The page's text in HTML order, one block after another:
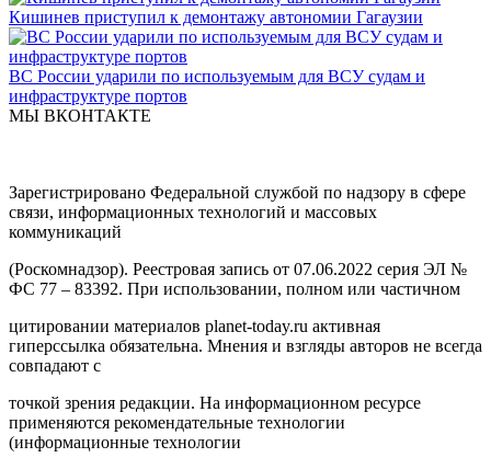
Кишинев приступил к демонтажу автономии Гагаузии
ВС России ударили по используемым для ВСУ судам и
инфраструктуре портов
МЫ ВКОНТАКТЕ
Зарегистрировано Федеральной службой по надзору в сфере
связи, информационных технологий и массовых
коммуникаций
(Роскомнадзор). Реестровая запись от 07.06.2022 серия ЭЛ №
ФС 77 – 83392. При использовании, полном или частичном
цитировании материалов planet-today.ru активная
гиперссылка обязательна. Мнения и взгляды авторов не всегда
совпадают с
точкой зрения редакции. На информационном ресурсе
применяются рекомендательные технологии
(информационные технологии